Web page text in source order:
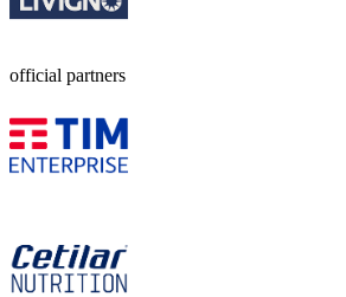
official partners